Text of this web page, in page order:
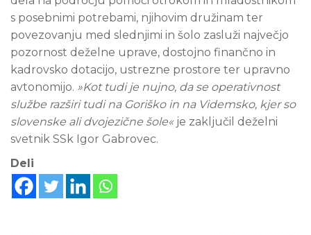
s posebnimi potrebami, njihovim družinam ter
povezovanju med slednjimi in šolo zasluži največjo
pozornost deželne uprave, dostojno finančno in
kadrovsko dotacijo, ustrezne prostore ter upravno
avtonomijo. »Kot tudi je nujno, da se operativnost
službe razširi tudi na Goriško in na Videmsko, kjer so
slovenske ali dvojezične šole«je zaključil deželni
svetnik SSk Igor Gabrovec.
Deli